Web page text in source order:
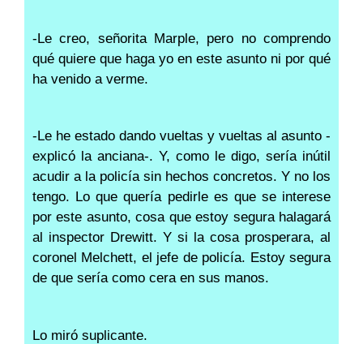
-Le creo, señorita Marple, pero no comprendo
qué quiere que haga yo en este asunto ni por qué
ha venido a verme.
-Le he estado dando vueltas y vueltas al asunto -
explicó la anciana-. Y, como le digo, sería inútil
acudir a la policía sin hechos concretos. Y no los
tengo. Lo que quería pedirle es que se interese
por este asunto, cosa que estoy segura halagará
al inspector Drewitt. Y si la cosa prosperara, al
coronel Melchett, el jefe de policía. Estoy segura
de que sería como cera en sus manos.
Lo miró suplicante.